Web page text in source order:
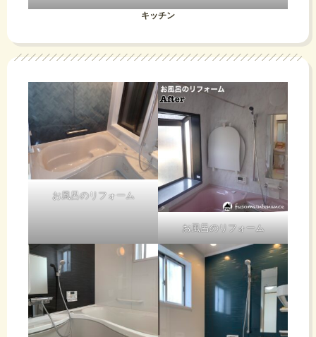
キッチン
お風呂のリフォーム
お風呂のリフォーム